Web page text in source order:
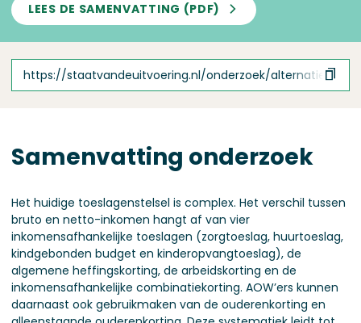
LEES DE SAMENVATTING (PDF)
https://staatvandeuitvoering.nl/onderzoek/alternatief-
Samenvatting onderzoek
Het huidige toeslagenstelsel is complex. Het verschil tussen
bruto en netto-inkomen hangt af van vier
inkomensafhankelijke toeslagen (zorgtoeslag, huurtoeslag,
kindgebonden budget en kinderopvangtoeslag), de
algemene heffingskorting, de arbeidskorting en de
inkomensafhankelijke combinatiekorting. AOW’ers kunnen
daarnaast ook gebruikmaken van de ouderenkorting en